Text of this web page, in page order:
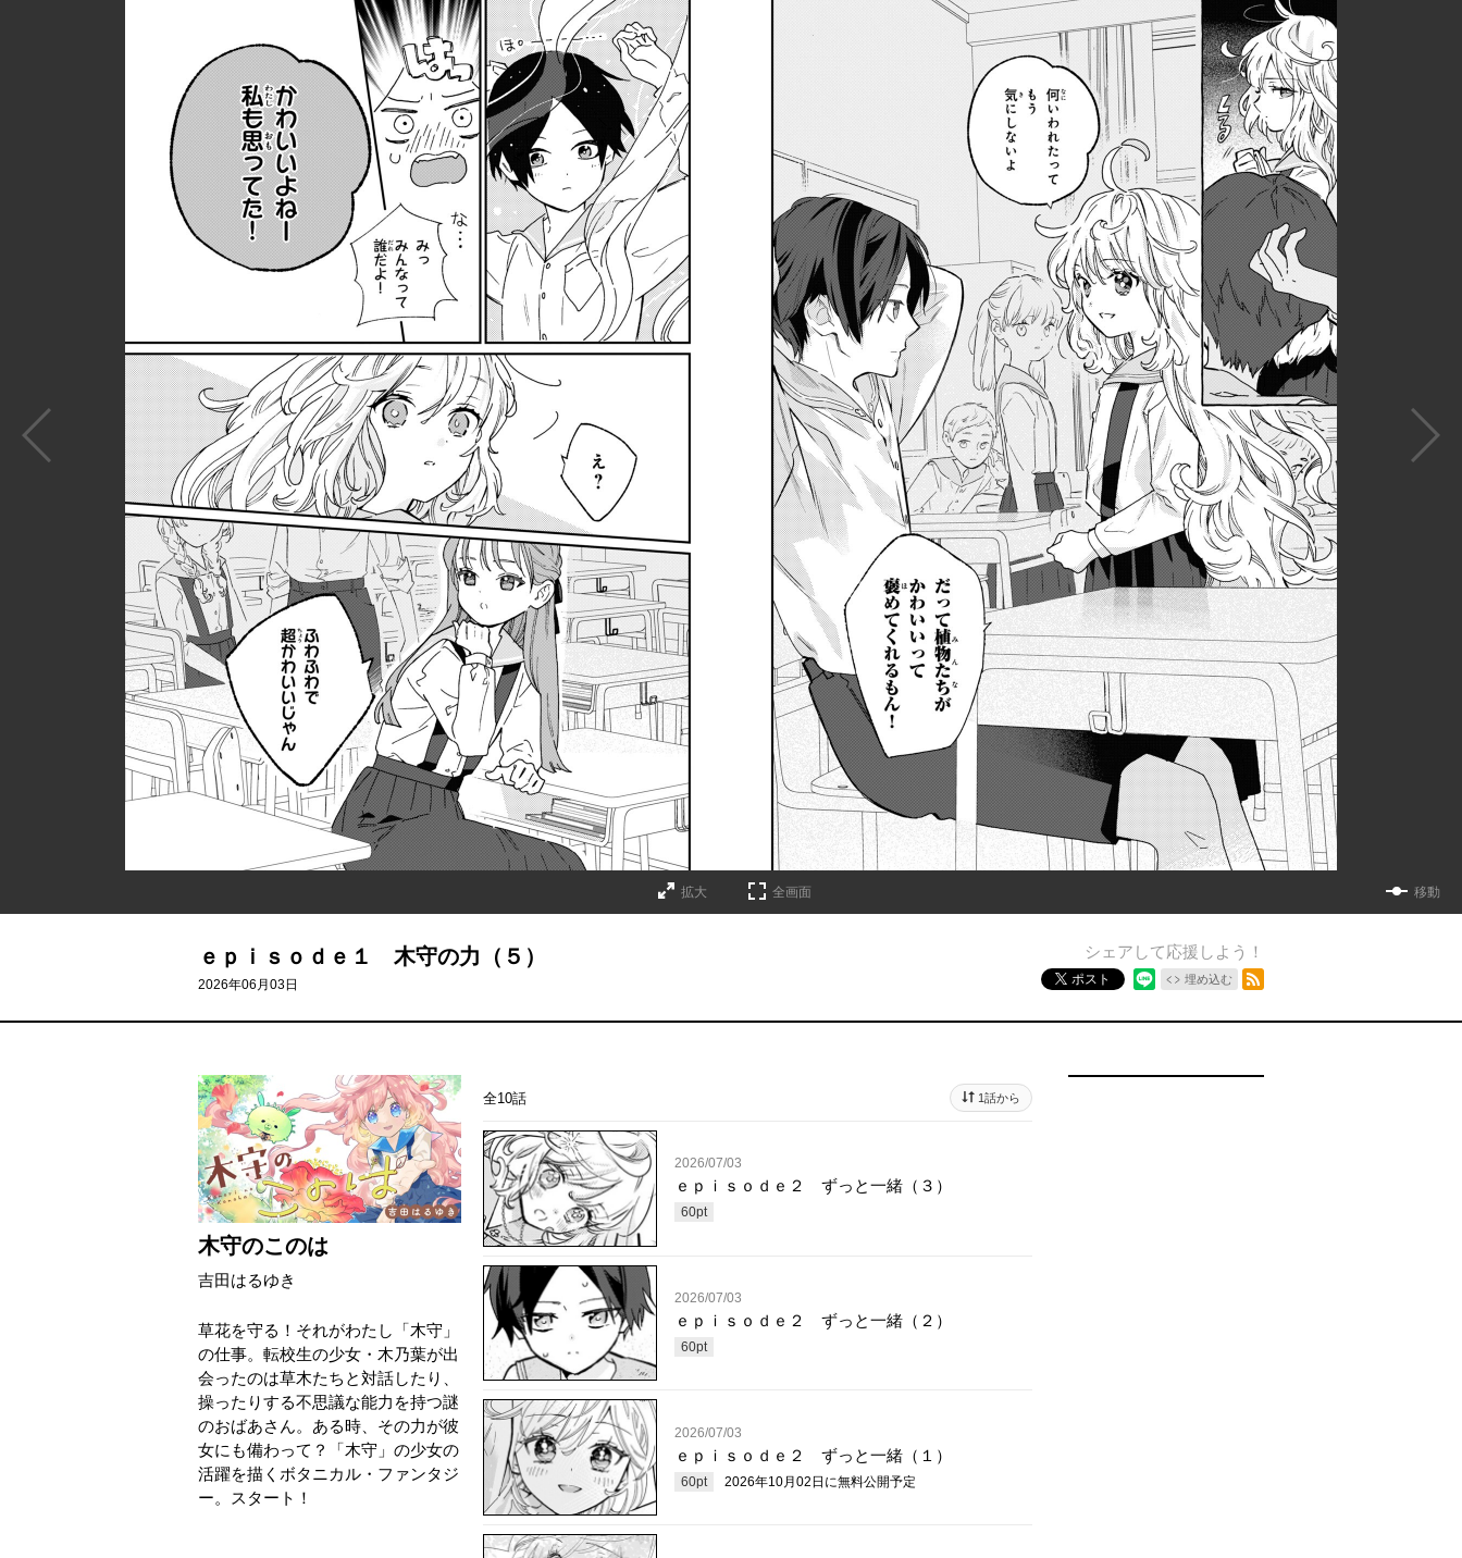
拡大 全画面 移動
ｅｐｉｓｏｄｅ１ 木守の力（５）
2026年06月03日
シェアして応援しよう！
ポスト 埋め込む
木守のこのは
吉田はるゆき
草花を守る！それがわたし「木守」
の仕事。転校生の少女・木乃葉が出
会ったのは草木たちと対話したり、
操ったりする不思議な能力を持つ謎
のおばあさん。ある時、その力が彼
女にも備わって？「木守」の少女の
活躍を描くボタニカル・ファンタジ
ー。スタート！
全10話 1話から
2026/07/03
ｅｐｉｓｏｄｅ２ ずっと一緒（３）
60pt
2026/07/03
ｅｐｉｓｏｄｅ２ ずっと一緒（２）
60pt
2026/07/03
ｅｐｉｓｏｄｅ２ ずっと一緒（１）
60pt 2026年10月02日 に無料公開予定